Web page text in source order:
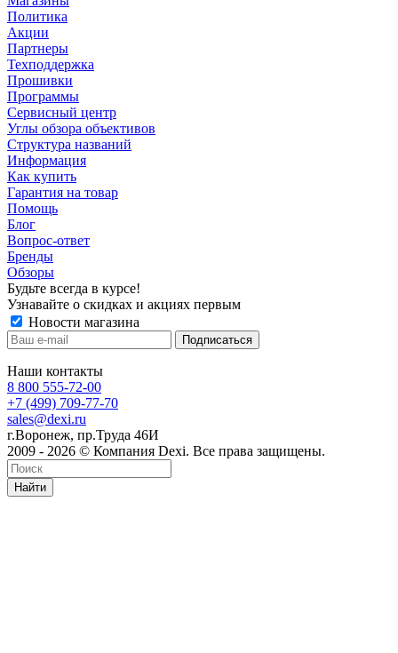
Политика
Акции
Партнеры
Техподдержка
Прошивки
Программы
Сервисный центр
Углы обзора объективов
Структура названий
Информация
Как купить
Гарантия на товар
Помощь
Блог
Вопрос-ответ
Бренды
Обзоры
Будьте всегда в курсе!
Узнавайте о скидках и акциях первым
Новости магазина
Наши контакты
8 800 555-72-00
+7 (499) 709-77-70
sales@dexi.ru
г.Воронеж, пр.Труда 46И
2009 - 2026 © Компания Dexi. Все права защищены.
Найти